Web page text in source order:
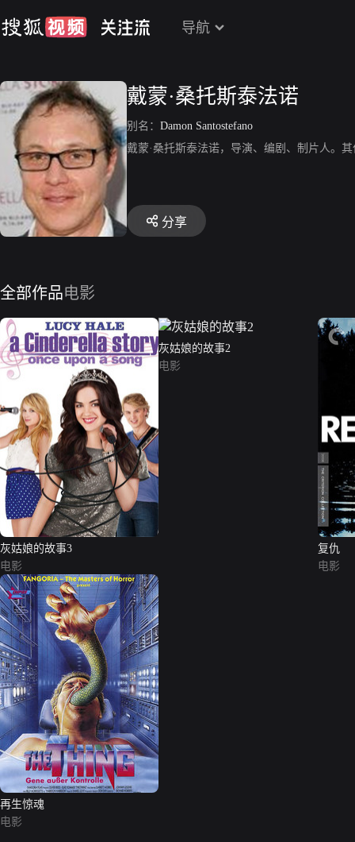
导航
戴蒙·桑托斯泰法诺
别名： Damon Santostefano
戴蒙·桑托斯泰法诺，导演、编剧、制片人。
分享
全部作品电影
灰姑娘的故事3
电影
灰姑娘的故事2
电影
复仇
电影
再生惊魂
电影